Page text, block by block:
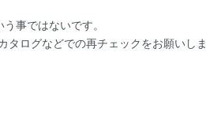
事ではないです。
ログなどでの再チェックをお願いしま